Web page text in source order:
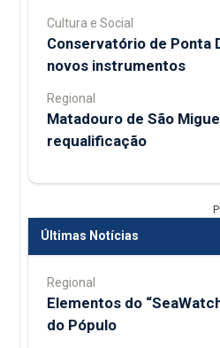
Cultura e Social
Conservatório de Ponta
novos instrumentos
Regional
Matadouro de São
requalificação
Últimas Notícias
Regional
​Elementos do
do Pópulo